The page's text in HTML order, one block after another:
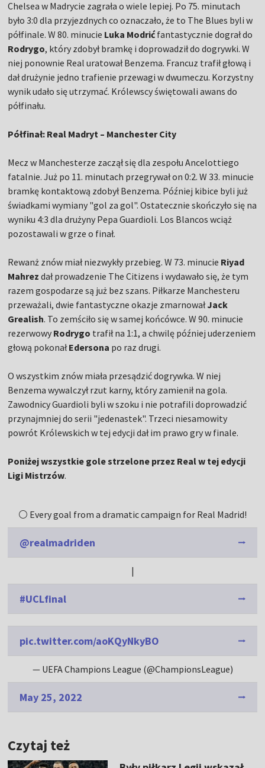
Chelsea w Madrycie zagrała o wiele lepiej. Po 75. minutach
było 3:0 dla przyjezdnych co oznaczało, że to The Blues byli w
półfinale. W 80. minucie Luka Modrićfantastycznie dograł do
Rodrygo, który zdobył bramkę i doprowadził do dogrywki. W
niej ponownie Real uratował Benzema. Francuz trafił głową i
dał drużynie jedno trafienie przewagi w dwumeczu. Korzystny
wynik udało się utrzymać. Królewscy świętowali awans do
półfinału.
Półfinał: Real Madryt – Manchester City
Mecz w Manchesterze zaczął się dla zespołu Ancelottiego
fatalnie. Już po 11. minutach przegrywał on 0:2. W 33. minucie
bramkę kontaktową zdobył Benzema. Później kibice byli już
świadkami wymiany "gol za gol". Ostatecznie skończyło się na
wyniku 4:3 dla drużyny Pepa Guardioli. Los Blancos wciąż
pozostawali w grze o finał.
Rewanż znów miał niezwykły przebieg. W 73. minucie Riyad
Mahrez dał prowadzenie The Citizens i wydawało się, że tym
razem gospodarze są już bez szans. Piłkarze Manchesteru
przeważali, dwie fantastyczne okazje zmarnowałJack
Grealish. To zemściło się w samej końcówce. W 90. minucie
rezerwowy Rodrygo trafił na 1:1, a chwilę później uderzeniem
głową pokonałEdersona po raz drugi.
O wszystkim znów miała przesądzić dogrywka. W niej
Benzema wywalczył rzut karny, który zamienił na gola.
Zawodnicy Guardioli byli w szoku i nie potrafili doprowadzić
przynajmniej do serii "jedenastek". Trzeci niesamowity
powrót Królewskich w tej edycji dał im prawo gry w finale.
Poniżej wszystkie gole strzelone przez Real w tej edycji
Ligi Mistrzów.
⚪️ Every goal from a dramatic campaign for Real Madrid!
@realmadriden
|
#UCLfinal
pic.twitter.com/aoKQyNkyBO
— UEFA Champions League (@ChampionsLeague)
May 25, 2022
Czytaj też